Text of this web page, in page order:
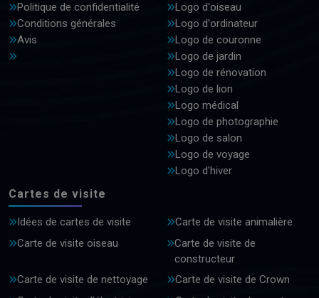
Politique de confidentialité
Conditions générales
Avis
Logo d'oiseau
Logo d'ordinateur
Logo de couronne
Logo de jardin
Logo de rénovation
Logo de lion
Logo médical
Logo de photographie
Logo de salon
Logo de voyage
Logo d'hiver
Cartes de visite
Idées de cartes de visite
Carte de visite animalière
Carte de visite oiseau
Carte de visite de
constructeur
Carte de visite de nettoyage
Carte de visite de Crown